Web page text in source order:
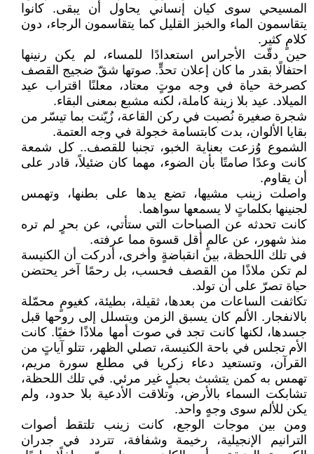
المسيحي سوى كيان إنساني يحاول أن يبقى. كانوا
يتقاسمون الماء والخبز القليل كما يتقاسمون الرجاء، دون
كلامٍ كثير.
حين دقّت الأجراس استعدادًا للمساء، لم يكن رنينها
احتفالًا بقدر ما كان إعلان تحدٍّ. صوتها شقّ ضجيج القصف
كصرخة حياة في وجه موتٍ معتاد، معلنًا اقتراب عيد
الميلاد. عيد بلا زينة كاملة، لكنه مشبع بمعنى البقاء.
شجرة صغيرة نُصبت في ركن القاعة، زُيّنت بما تيسّر من
بقايا الألوان، بدت كابتسامة خجولة في وجه العتمة.
الشموع وُزعت بعناية الخبو، تجنبا للقصف.. كل شمعة
كانت وعدًا صامتًا بأن الضوء، مهما كان ضئيلاً، قادر على
أن يقاوم.
واصلت زينب مشيها، تضع يدها على بطنها، وتهمس
لجنينها بكلماتٍ لا يسمعها سواهما.
كانت تحدثه عن الصباحات التي ستأتي، عن بحرٍ لم تره
منذ شهور، عن عالمٍ أقل قسوة مما عرفته.
في تلك اللحظة، بين انقباضةٍ وأخرى، أدركت أن الكنيسة
لم تكن ملاذًا من القصف فحسب، بل رحمًا آخر يحتضن
حياة تصرّ على أن تولد.
تكاثفت الساعات من بعدها، ثقيلة، بطيئة، كغيومٍ محمّلة
بالانفجار. الألم كان يسبق الزمن ويتسلل إلى روحها قبل
جسدها، لكنها كانت تجد في صوت أمها ملاذًا خفيًا. كانت
الأم تجلس في باحة الكنيسة، تصلي الظهر، تتلو آياتٍ من
القرآن، وتستعيد دعاء زكريا في مطلع سورة مريم،
تهمس به كمن يتشبث بحبلٍ غير مرئي. في تلك اللحظة،
تشابكت السماء بالأرض، وتلاقت الأدعية بلا حدود، ولم
يكن للألم سوى وجهٍ واحد.
ومن بين موجات الوجع، كانت زينب تلتقط أصوات
الترانيم الإنجيلية، رخيمة وشفافة، تتردد في جدران